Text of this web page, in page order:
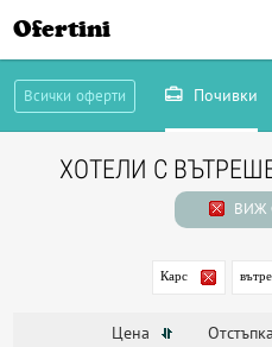
Ofertini
Всички оферти Почивки
ХОТЕЛИ С
ВИЖ
Карс
Цена Отстъпка